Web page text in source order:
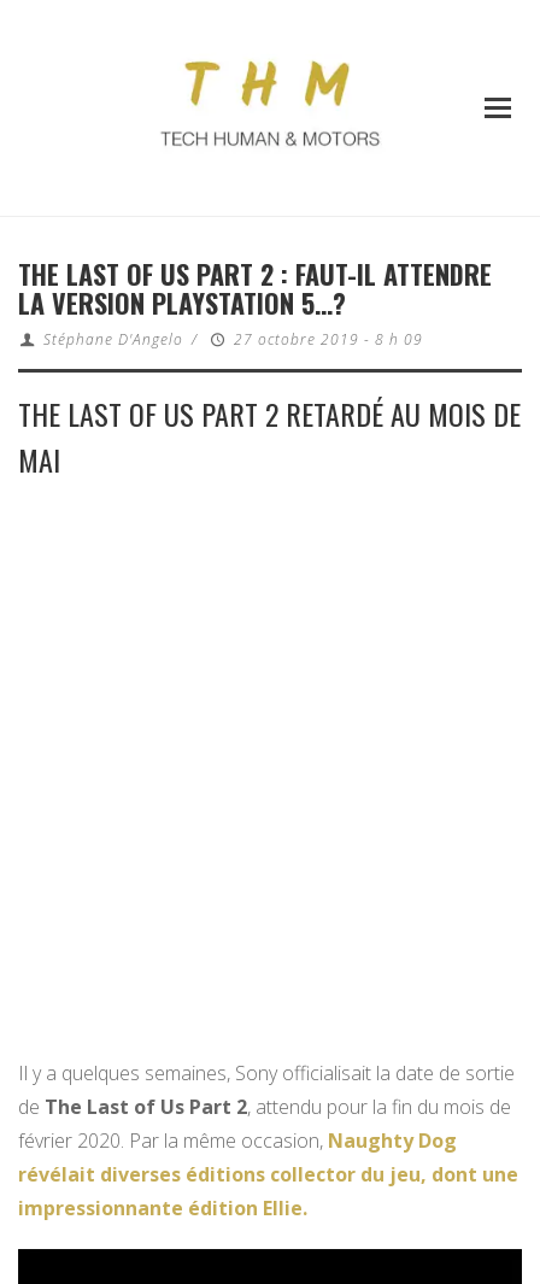
THE LAST OF US PART 2 : FAUT-IL ATTENDRE
LA VERSION PLAYSTATION 5…?
Stéphane D'Angelo / 27 octobre 2019 - 8 h 09
THE LAST OF US PART 2 RETARDÉ AU MOIS DE
MAI
Il y a quelques semaines, Sony officialisait la date de sortie
de The Last of Us Part 2, attendu pour la fin du mois de
février 2020. Par la même occasion, Naughty Dog
révélait diverses éditions collector du jeu, dont une
impressionnante édition Ellie.